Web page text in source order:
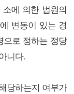
에 의한 법원의
변동이 있는 경
으로 정하는 정당
니다.
당하는지 여부가